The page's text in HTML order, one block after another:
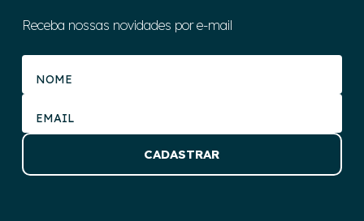
Receba nossas novidades por e-mail